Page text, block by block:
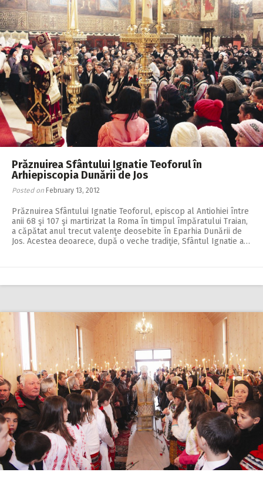
Prăznuirea Sfântului Ignatie Teoforul în
Arhiepiscopia Dunării de Jos
Posted on February 13, 2012
Prăznuirea Sfântului Ignatie Teoforul, episcop al Antiohiei între
anii 68 şi 107 şi martirizat la Roma în timpul împăratului Traian,
a căpătat anul trecut valenţe deosebite în Eparhia Dunării de
Jos. Acestea deoarece, după o veche tradiţie, Sfântul Ignatie a…